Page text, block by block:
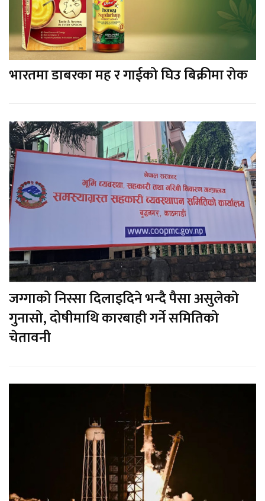
भारतमा डाबरका मह र गाईको घिउ बिक्रीमा रोक
जग्गाको निस्सा दिलाइदिने भन्दै पैसा असुलेको
गुनासो, दोषीमाथि कारबाही गर्ने समितिको
चेतावनी